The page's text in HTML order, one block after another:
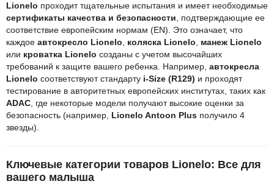
Lionelo проходит тщательные испытания и имеет необходимые
сертификаты качества и безопасности , подтверждающие ее
соответствие европейским нормам (EN). Это означает, что
каждое автокресло Lionelo коляска Lionelo
манеж Lionelo
или кроватка Lionelo созданы с учетом высочайших
требований к защите вашего ребенка. Например, автокресла
Lionelo соответствуют стандарту i-Size (R129) и проходят
тестирование в авторитетных европейских институтах, таких как
ADAC , где некоторые модели получают высокие оценки за
безопасность (например, Lionelo Antoon Plus получило 4
звезды).
Ключевые категории товаров Lionelo: Все для
вашего малыша